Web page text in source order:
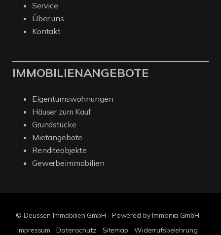
Service
Über uns
Kontakt
IMMOBILIENANGEBOTE
Eigentumswohnungen
Häuser zum Kauf
Grundstücke
Mietangebote
Renditeobjekte
Gewerbeimmobilien
© Deussen Immobilien GmbH
Powered by Immonia GmbH
Impressum
Datenschutz Sitemap Widerrufsbelehrung